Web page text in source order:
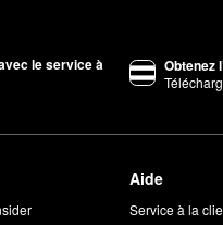
le service à
Obtenez
Aide
Service à la